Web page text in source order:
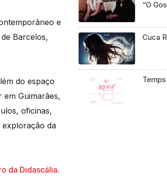
e
Barcelos,
do espaço
Guimarães,
oficinas,
exploração da
da Didascália.
“O
Cuca